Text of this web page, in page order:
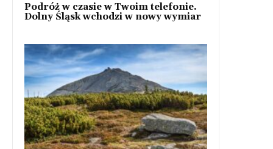
Podróż w czasie w Twoim telefonie.
Dolny Śląsk wchodzi w nowy wymiar